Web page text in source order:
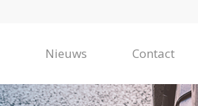
Nieuws Contact